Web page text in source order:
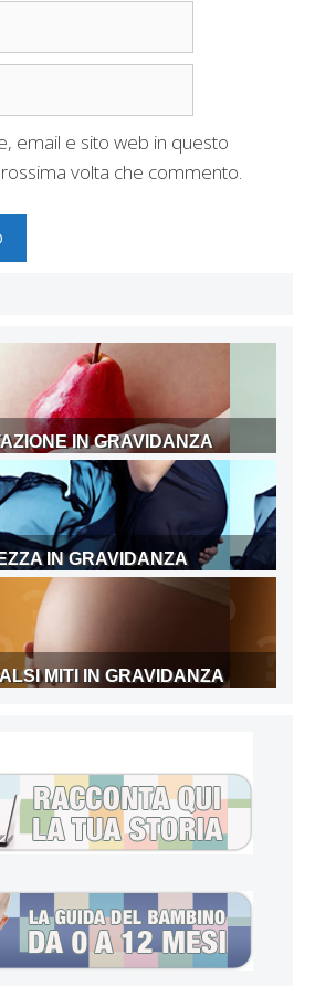
email e sito web in questo
volta che commento.
IN GRAVIDANZA
IN GRAVIDANZA
MITI IN GRAVIDANZA